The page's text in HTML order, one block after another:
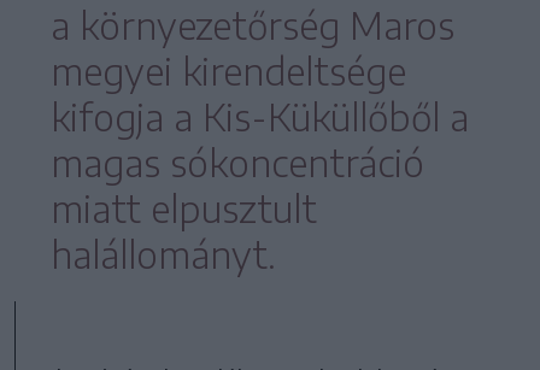
a környezetőrség Maros
megyei kirendeltsége
kifogja a Kis-Küküllőből a
magas sókoncentráció
miatt elpusztult
halállományt.